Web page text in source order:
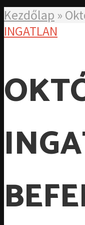
Kezdőlap »
INGATLAN